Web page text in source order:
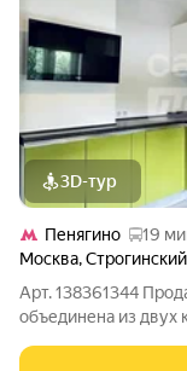
3D-тур
Пенягино
19
Москва,
Арт. 138361344
объединена из двух
современный, в